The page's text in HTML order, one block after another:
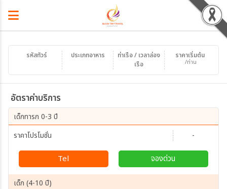
รหัสทัวร์
ท่าเรือ / เวลาล่อง
เรือ
ประเภทอาหาร ราคาเริ่มต้น
/ท่าน
อัตราค่าบริการ
เด็กทารก 0-3 ปี
ราคาโปรโมชั่น
-
Tel จองด่วน
เด็ก (4-10 ปี)